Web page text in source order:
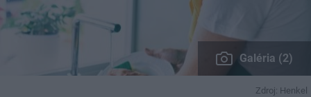
Galéria (2)
Zdroj: Henkel